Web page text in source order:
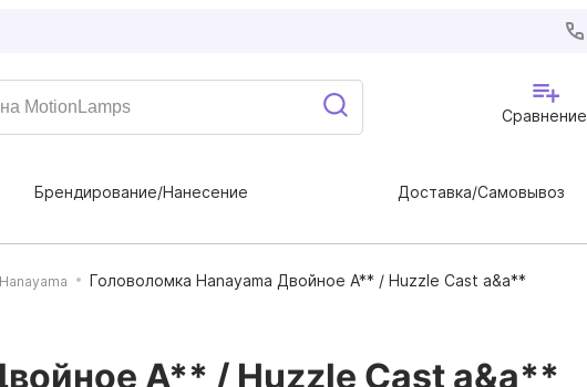
Сравнение
Брендирование/Нанесение Доставка/Самовывоз
Головоломка Hanayama Двойное А** / Huzzle Cast a&a**
А** / Huzzle Cast a&a**